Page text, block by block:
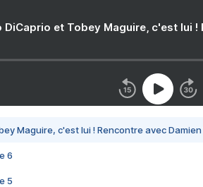
DiCaprio et Tobey Maguire, c'est lui
Maguire, c'est lui ! Rencontre avec
6
5